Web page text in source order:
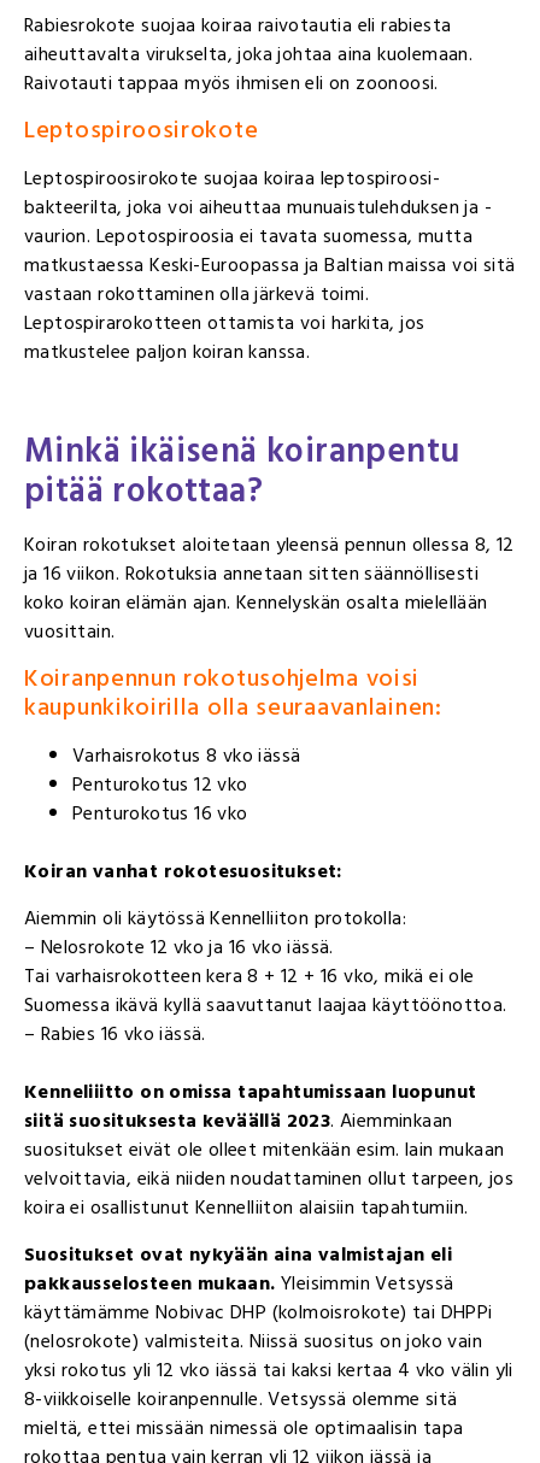
Rabiesrokote suojaa koiraa raivotautia eli rabiesta
aiheuttavalta virukselta, joka johtaa aina kuolemaan.
Raivotauti tappaa myös ihmisen eli on zoonoosi.
Leptospiroosirokote
Leptospiroosirokote suojaa koiraa leptospiroosi-
bakteerilta, joka voi aiheuttaa munuaistulehduksen ja -
vaurion. Lepotospiroosia ei tavata suomessa, mutta
matkustaessa Keski-Euroopassa ja Baltian maissa voi sitä
vastaan rokottaminen olla järkevä toimi.
Leptospirarokotteen ottamista voi harkita, jos
matkustelee paljon koiran kanssa.
Minkä ikäisenä koiranpentu
pitää rokottaa?
Koiran rokotukset aloitetaan yleensä pennun ollessa 8, 12
ja 16 viikon. Rokotuksia annetaan sitten säännöllisesti
koko koiran elämän ajan. Kennelyskän osalta mielellään
vuosittain.
Koiranpennun rokotusohjelma voisi
kaupunkikoirilla olla seuraavanlainen:
Varhaisrokotus 8 vko iässä
Penturokotus 12 vko
Penturokotus 16 vko
Koiran vanhat rokotesuositukset:
Aiemmin oli käytössä Kennelliiton protokolla:
– Nelosrokote 12 vko ja 16 vko iässä.
Tai varhaisrokotteen kera 8 + 12 + 16 vko, mikä ei ole
Suomessa ikävä kyllä saavuttanut laajaa käyttöönottoa.
– Rabies 16 vko iässä.
Kenneliiitto on omissa tapahtumissaan luopunut
siitä suosituksesta keväällä 2023. Aiemminkaan
suositukset eivät ole olleet mitenkään esim. lain mukaan
velvoittavia, eikä niiden noudattaminen ollut tarpeen, jos
koira ei osallistunut Kennelliiton alaisiin tapahtumiin.
Suositukset ovat nykyään aina valmistajan eli
pakkausselosteen mukaan.Yleisimmin Vetsyssä
käyttämämme Nobivac DHP (kolmoisrokote) tai DHPPi
(nelosrokote) valmisteita. Niissä suositus on joko vain
yksi rokotus yli 12 vko iässä tai kaksi kertaa 4 vko välin yli
8-viikkoiselle koiranpennulle. Vetsyssä olemme sitä
mieltä, ettei missään nimessä ole optimaalisin tapa